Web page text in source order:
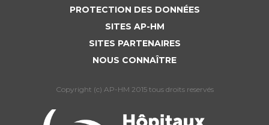
PROTECTION DES DONNÉES
SITES AP-HM
SITES PARTENAIRES
NOUS CONNAÎTRE
Copyright (c) AP-HM 2015 tous droits reservés